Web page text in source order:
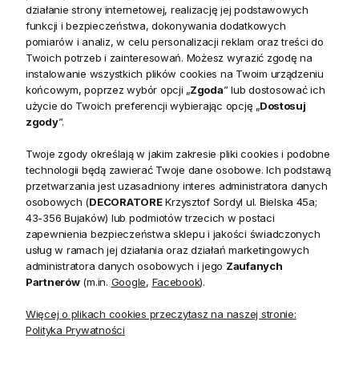
przedpokoju, salonie czy gabinecie. Inspiracja stylem
hamptonw połączeniu z klasyczną formą sprawia, że
konsola staje się nie tylko praktycznym, ale także
dekoracyjnym elementem wnętrza. Jeśli szukasz
funkcjonalnego i stylowego akcentu do swojego domu, ten
model będzie znakomitym wyborem.
Wykonana zlitego drewna kauczukowcakonsola
zachwyca niepowtarzalnym wykończeniem w kolorze
antycznego mahoniu
. Delikatne postarzenia
i subtelne
kornikowaniena blacie, półce oraz frontach szuflad nadają
meblowi autentycznego, ponadczasowego charakteru.
Solidne, toczone nóżki orazmetalowe uchwytypodkreślają
wysoką jakość wykonania, a przemyślana konstrukcja
gwarantuje stabilność i trwałość na lata.
działanie strony internetowej, realizację jej podstawowych
funkcji i bezpieczeństwa, dokonywania dodatkowych
pomiarów i analiz, w celu personalizacji reklam oraz treści do
Twoich potrzeb i zainteresowań. Możesz wyrazić zgodę na
instalowanie wszystkich plików cookies na Twoim urządzeniu
końcowym, poprzez wybór opcji „Zgoda” lub dostosować ich
użycie do Twoich preferencji wybierając opcję „Dostosuj
zgody”.
Twoje zgody określają w jakim zakresie pliki cookies i podobne
technologii będą zawierać Twoje dane osobowe. Ich podstawą
przetwarzania jest uzasadniony interes administratora danych
osobowych (DECORATOREKrzysztof Sordyl ul. Bielska 45a;
43-356 Bujaków) lub podmiotów trzecich w postaci
zapewnienia bezpieczeństwa sklepu i jakości świadczonych
usług w ramach jej działania oraz działań marketingowych
administratora danych osobowych i jego Zaufanych
Partnerów(m.in. Google, Facebook).
Więcej o plikach cookies przeczytasz na naszej stronie:
Polityka Prywatności